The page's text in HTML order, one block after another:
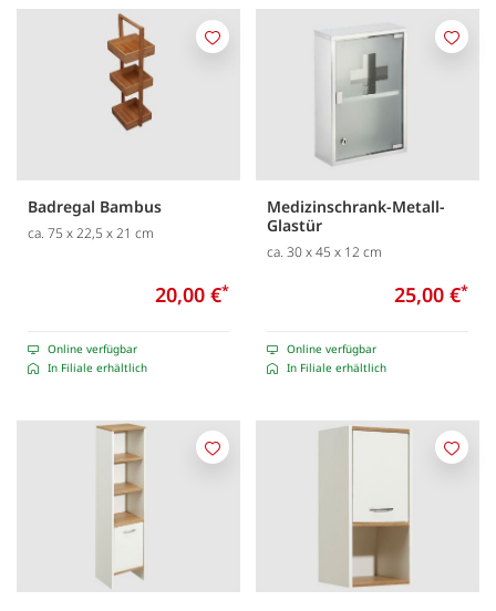
Badregal Bambus
ca. 75 x 22,5 x 21 cm
20,00 €*
Online verfügbar
In Filiale erhältlich
Merken
Medizinschrank-Metall-
Glastür
ca. 30 x 45 x 12 cm
25,00 €*
Online verfügbar
In Filiale erhältlich
Merken